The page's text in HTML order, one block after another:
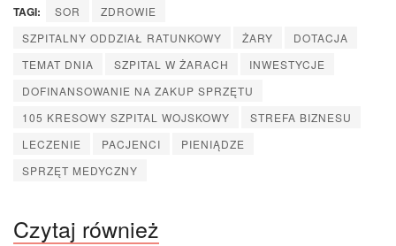
TAGI: SOR
ZDROWIE
SZPITALNY ODDZIAŁ RATUNKOWY
ŻARY
DOTACJA
TEMAT DNIA
SZPITAL W ŻARACH
INWESTYCJE
DOFINANSOWANIE NA ZAKUP SPRZĘTU
105 KRESOWY SZPITAL WOJSKOWY
STREFA BIZNESU
LECZENIE
PACJENCI
PIENIĄDZE
SPRZĘT MEDYCZNY
Czytaj również